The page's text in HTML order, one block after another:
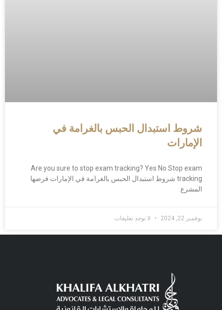
شروط استبدال الحبس بالغرامة في
الإمارات
Are you sure to stop exam tracking? Yes No Stop exam
tracking شروط استبدال الحبس بالغرامة في الإمارات فرضها
المشرع
نوفمبر 22, 2024 لا توجد تعليقات